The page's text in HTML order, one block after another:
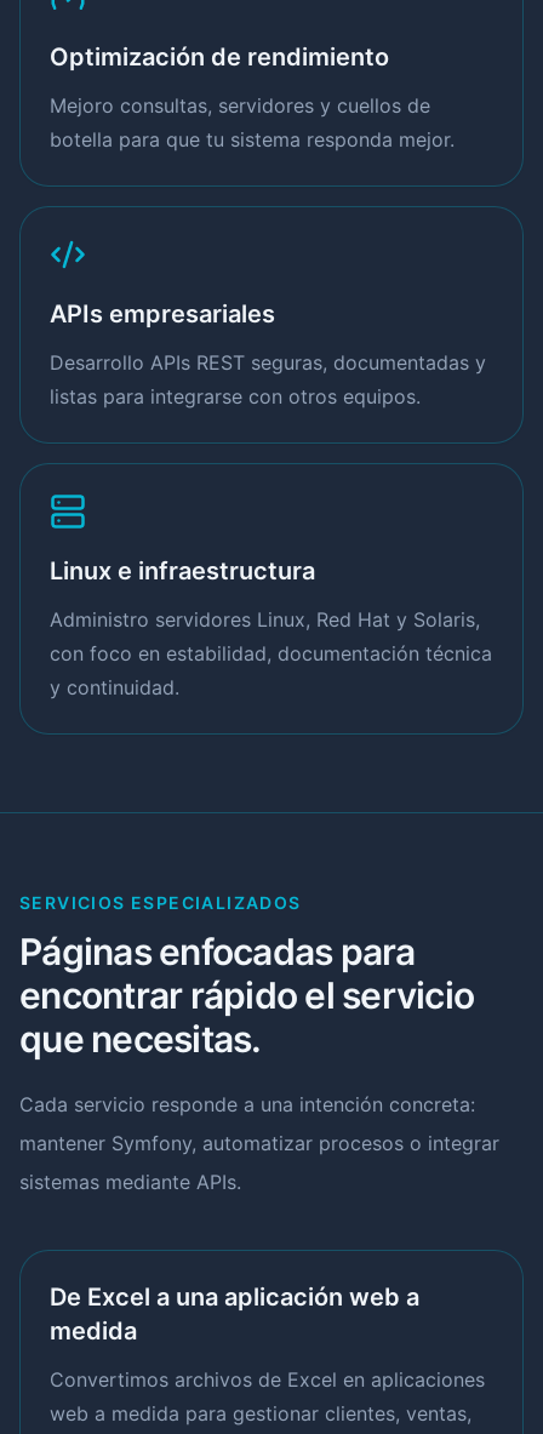
Optimización de rendimiento
Mejoro consultas, servidores y cuellos de
botella para que tu sistema responda mejor.
APIs empresariales
Desarrollo APIs REST seguras, documentadas y
listas para integrarse con otros equipos.
Linux e infraestructura
Administro servidores Linux, Red Hat y Solaris,
con foco en estabilidad, documentación técnica
y continuidad.
SERVICIOS ESPECIALIZADOS
Páginas enfocadas para
encontrar rápido el servicio
que necesitas.
Cada servicio responde a una intención concreta:
mantener Symfony, automatizar procesos o integrar
sistemas mediante APIs.
De Excel a una aplicación web a
medida
Convertimos archivos de Excel en aplicaciones
web a medida para gestionar clientes, ventas,